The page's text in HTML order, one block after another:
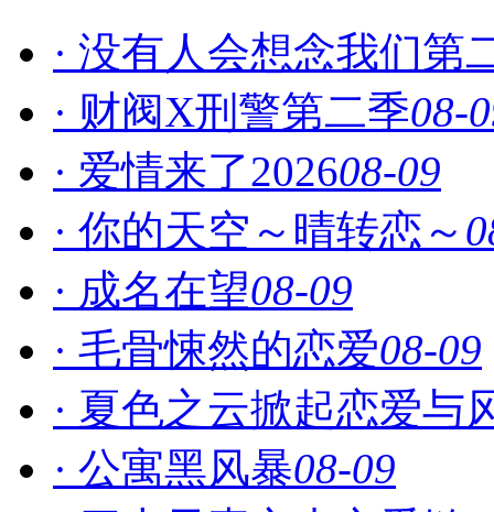
· 没有人会想念我们第
· 财阀X刑警第二季08-
· 爱情来了202608-09
· 你的天空～晴转恋～
· 成名在望08-09
· 毛骨悚然的恋爱08-09
· 夏色之云掀起恋爱与
· 公寓黑风暴08-09